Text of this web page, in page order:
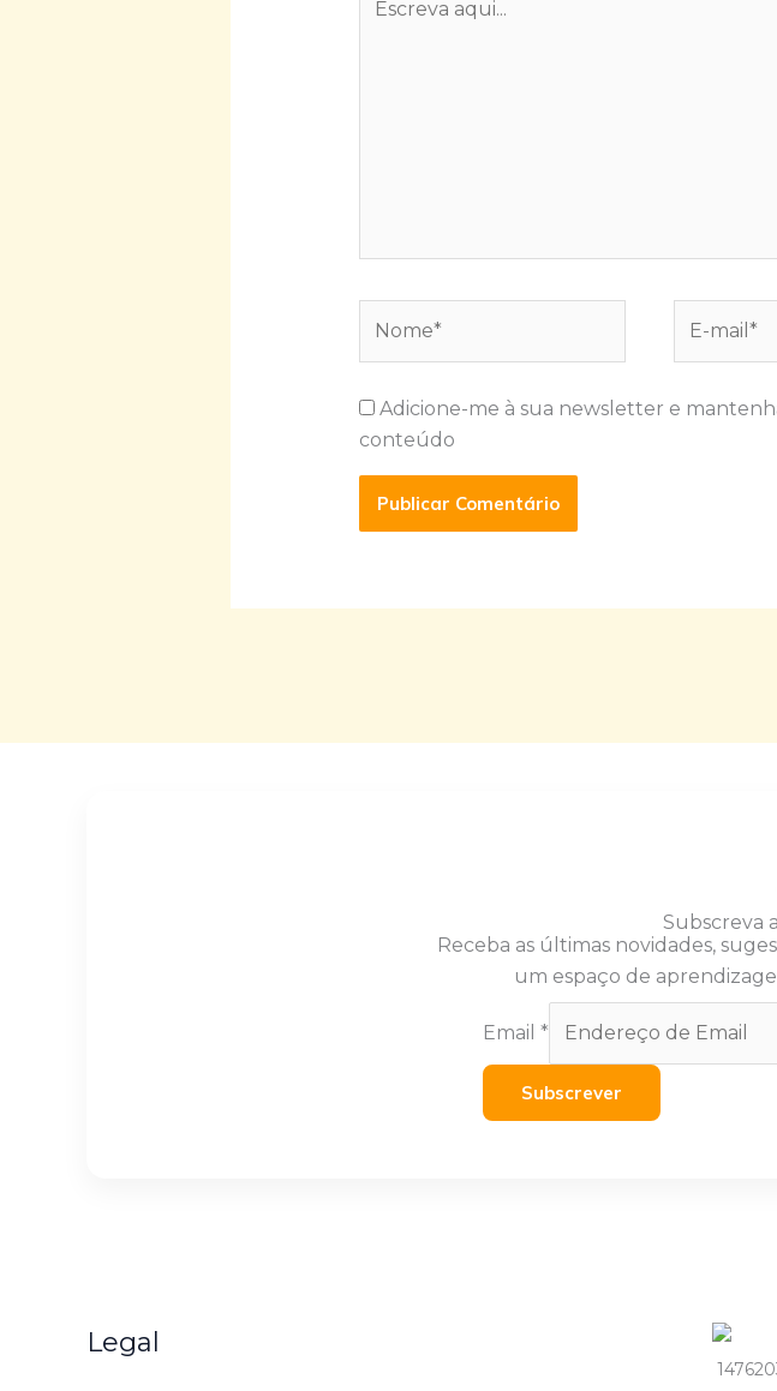
Adicione-me à sua newsletter e
conteúdo
Subscreva
Receba as últimas novidades,
um espaço de
Email *
Subscrever
Legal